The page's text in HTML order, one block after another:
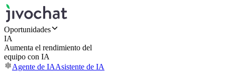
Oportunidades
IA
Aumenta el rendimiento del
equipo con IA
Agente de IAAsistente de IA